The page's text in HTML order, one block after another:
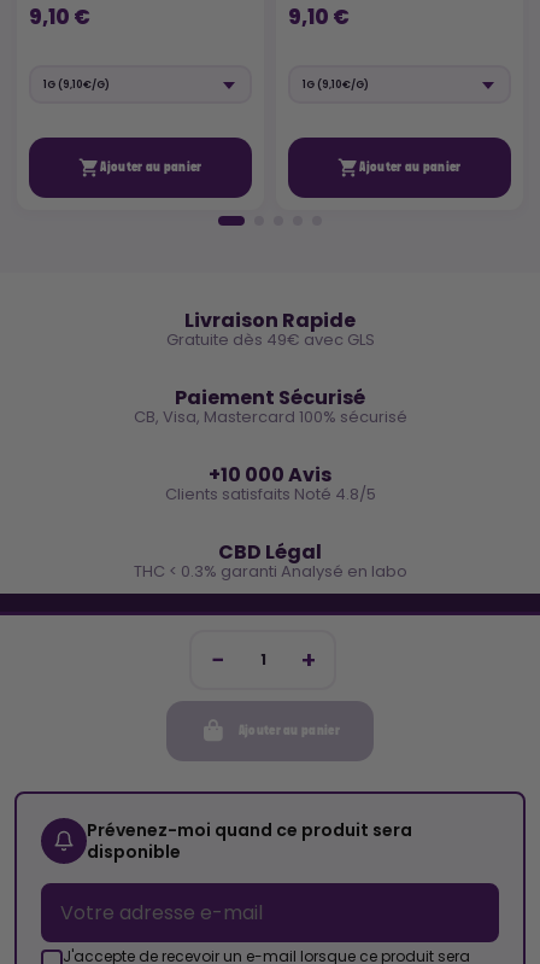
Ajouter au panier
Prévenez-moi quand ce produit sera
disponible
J'accepte de recevoir un e-mail lorsque ce produit sera
9,10 €
Ajouter au panier
9,10 €
Ajouter au panier
Livraison Rapide
Gratuite dès 49€ avec GLS
Paiement Sécurisé
CB, Visa, Mastercard 100% sécurisé
+10 000 Avis
Clients satisfaits Noté 4.8/5
CBD Légal
THC < 0.3% garanti Analysé en labo
Inscris-toi et reçois -10€ sur ta prochaine commande
Cocorikush
Top Catégories
Nous Suivre